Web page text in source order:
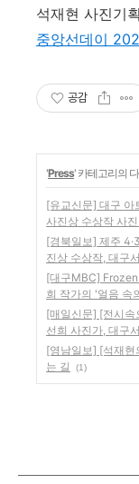
석재현 사진기
중앙선데이
공감
'Press' 카테고리의
[유교신문] 대구 아
사진상 수상작 사진
[경북일보] 제주
진상 수상작, 대구
[대구MBC]
희 작가의 '얼음 속
[매일신문] [전시
선희 사진가, 대구
[영남일보] [석재현
는 길
(1)